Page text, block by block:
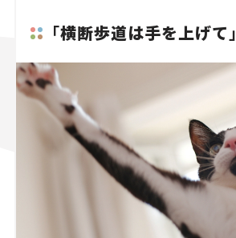
「横断歩道は手を上げて」